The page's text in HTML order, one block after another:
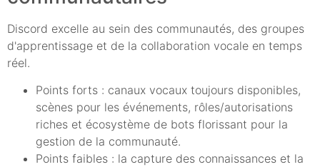
Discord excelle au sein des communautés, des groupes
d'apprentissage et de la collaboration vocale en temps
réel.
Points forts : canaux vocaux toujours disponibles,
scènes pour les événements, rôles/autorisations
riches et écosystème de bots florissant pour la
gestion de la communauté.
Points faibles : la capture des connaissances et la